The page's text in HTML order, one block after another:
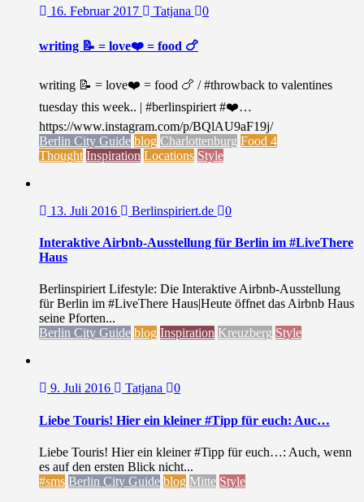
16. Februar 2017 Tatjana 0
writing 📝 = love❤️ = food 🍗
writing 📝 = love❤️ = food 🍗 / #throwback to valentines
tuesday this week.. | #berlinspiriert #❤️…
https://www.instagram.com/p/BQlAU9aF19j/
Berlin City Guide blog Charlottenburg Food 4
Thought Inspiration Locations Style
13. Juli 2016 Berlinspiriert.de 0
Interaktive Airbnb-Ausstellung für Berlin im #LiveThere
Haus
Berlinspiriert Lifestyle: Die Interaktive Airbnb-Ausstellung
für Berlin im #LiveThere Haus|Heute öffnet das Airbnb Haus
seine Pforten...
Berlin City Guide blog Inspiration Kreuzberg Style
9. Juli 2016 Tatjana 0
Liebe Touris! Hier ein kleiner #Tipp für euch: Auc…
Liebe Touris! Hier ein kleiner #Tipp für euch…: Auch, wenn
es auf den ersten Blick nicht...
#sms Berlin City Guide blog Mitte Style